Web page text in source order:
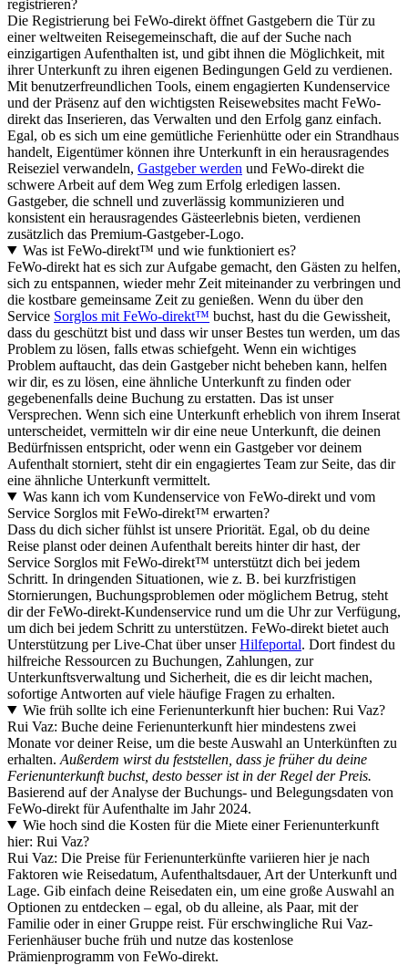
registrieren?
Die Registrierung bei FeWo-direkt öffnet Gastgebern die Tür zu
einer weltweiten Reisegemeinschaft, die auf der Suche nach
einzigartigen Aufenthalten ist, und gibt ihnen die Möglichkeit, mit
ihrer Unterkunft zu ihren eigenen Bedingungen Geld zu verdienen.
Mit benutzerfreundlichen Tools, einem engagierten Kundenservice
und der Präsenz auf den wichtigsten Reisewebsites macht FeWo-
direkt das Inserieren, das Verwalten und den Erfolg ganz einfach.
Egal, ob es sich um eine gemütliche Ferienhütte oder ein Strandhaus
handelt, Eigentümer können ihre Unterkunft in ein herausragendes
Reiseziel verwandeln, Gastgeber werden und FeWo-direkt die
schwere Arbeit auf dem Weg zum Erfolg erledigen lassen.
Gastgeber, die schnell und zuverlässig kommunizieren und
konsistent ein herausragendes Gästeerlebnis bieten, verdienen
zusätzlich das Premium-Gastgeber-Logo.
Was ist FeWo-direkt™ und wie funktioniert es?
FeWo-direkt hat es sich zur Aufgabe gemacht, den Gästen zu helfen,
sich zu entspannen, wieder mehr Zeit miteinander zu verbringen und
die kostbare gemeinsame Zeit zu genießen. Wenn du über den
Service Sorglos mit FeWo-direkt™ buchst, hast du die Gewissheit,
dass du geschützt bist und dass wir unser Bestes tun werden, um das
Problem zu lösen, falls etwas schiefgeht. Wenn ein wichtiges
Problem auftaucht, das dein Gastgeber nicht beheben kann, helfen
wir dir, es zu lösen, eine ähnliche Unterkunft zu finden oder
gegebenenfalls deine Buchung zu erstatten. Das ist unser
Versprechen. Wenn sich eine Unterkunft erheblich von ihrem Inserat
unterscheidet, vermitteln wir dir eine neue Unterkunft, die deinen
Bedürfnissen entspricht, oder wenn ein Gastgeber vor deinem
Aufenthalt storniert, steht dir ein engagiertes Team zur Seite, das dir
eine ähnliche Unterkunft vermittelt.
Was kann ich vom Kundenservice von FeWo-direkt und vom
Service Sorglos mit FeWo-direkt™ erwarten?
Dass du dich sicher fühlst ist unsere Priorität. Egal, ob du deine
Reise planst oder deinen Aufenthalt bereits hinter dir hast, der
Service Sorglos mit FeWo-direkt™ unterstützt dich bei jedem
Schritt. In dringenden Situationen, wie z. B. bei kurzfristigen
Stornierungen, Buchungsproblemen oder möglichem Betrug, steht
dir der FeWo-direkt-Kundenservice rund um die Uhr zur Verfügung,
um dich bei jedem Schritt zu unterstützen. FeWo-direkt bietet auch
Unterstützung per Live-Chat über unserHilfeportal. Dort findest du
hilfreiche Ressourcen zu Buchungen, Zahlungen, zur
Unterkunftsverwaltung und Sicherheit, die es dir leicht machen,
sofortige Antworten auf viele häufige Fragen zu erhalten.
Wie früh sollte ich eine Ferienunterkunft hier buchen: Rui Vaz?
Rui Vaz: Buche deine Ferienunterkunft hier mindestens zwei
Monate vor deiner Reise, um die beste Auswahl an Unterkünften zu
erhalten. Außerdem wirst du feststellen, dass je früher du deine
Ferienunterkunft buchst, desto besser ist in der Regel der Preis.
Basierend auf der Analyse der Buchungs- und Belegungsdaten von
FeWo-direkt für Aufenthalte im Jahr 2024.
Wie hoch sind die Kosten für die Miete einer Ferienunterkunft
hier: Rui Vaz?
Rui Vaz: Die Preise für Ferienunterkünfte variieren hier je nach
Faktoren wie Reisedatum, Aufenthaltsdauer, Art der Unterkunft und
Lage. Gib einfach deine Reisedaten ein, um eine große Auswahl an
Optionen zu entdecken – egal, ob du alleine, als Paar, mit der
Familie oder in einer Gruppe reist. Für erschwingliche Rui Vaz-
Ferienhäuser buche früh und nutze das kostenlose
Prämienprogramm von FeWo-direkt.